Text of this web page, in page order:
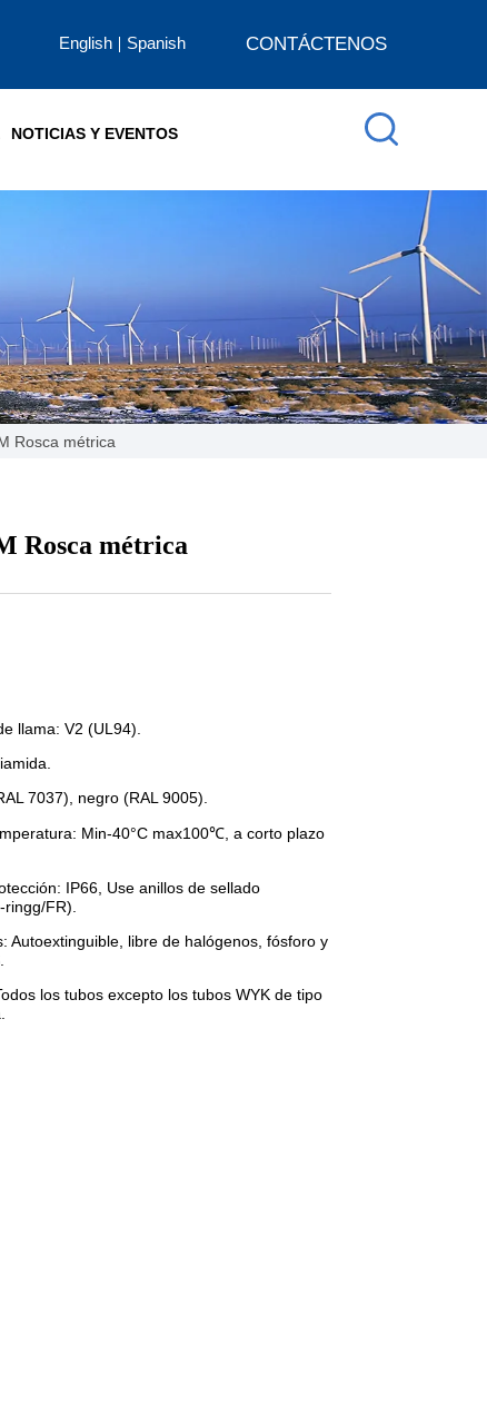
English Spanish CONTÁCTENOS
NOTICIAS Y EVENTOS
Rosca métrica
Rosca métrica